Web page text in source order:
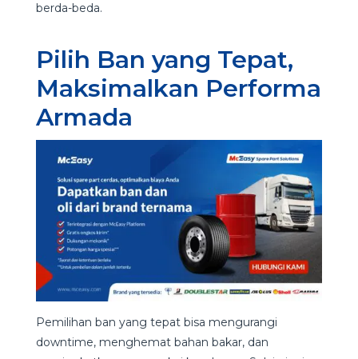
berda-beda.
Pilih Ban yang Tepat,
Maksimalkan Performa
Armada
Pemilihan ban yang tepat bisa mengurangi
downtime, menghemat bahan bakar, dan